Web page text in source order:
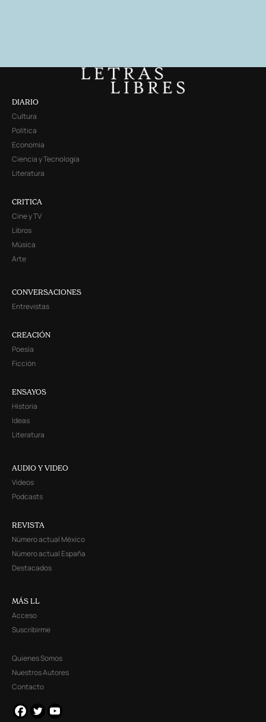
DIARIO
Cultura
Política
Economía
Ciencia y Tecnología
Literatura
CRITICA
Cine y TV
Libros
Música
Arte
CONVERSACIONES
Entrevistas
CREACIÓN
Poesía
Ficción
ENSAYOS
Historia
Ideas
Literatura
AUDIO Y VIDEO
Videos
Podcasts
REVISTA
Número actual México
Número actual España
Destacados
MÁS LL
Acceso
Suscribirme
Quienes Somos
Nuestros Autores
Contacto